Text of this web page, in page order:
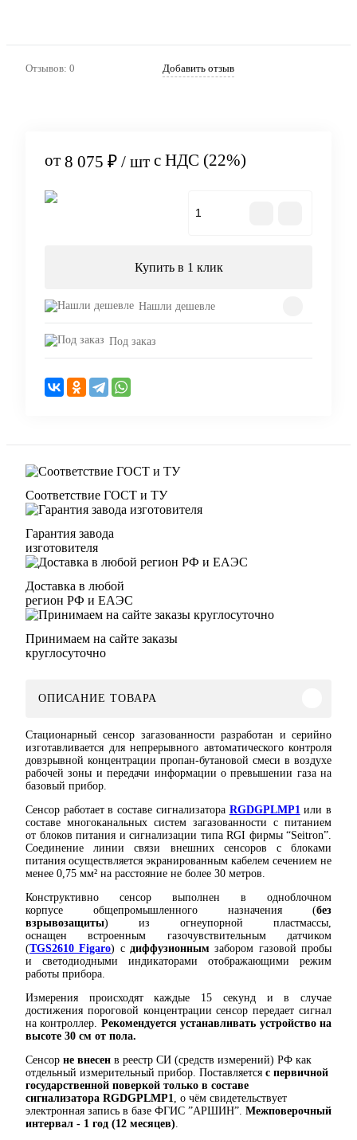
Отзывов: 0 Добавить отзыв
от 8 075 ₽ / шт с НДС (22%)
Купить в 1 клик
Нашли дешевле
Под заказ
Соответствие ГОСТ и ТУ
Гарантия завода
изготовителя
Доставка в любой
регион РФ и ЕАЭС
Принимаем на сайте заказы
круглосуточно
ОПИСАНИЕ ТОВАРА
Стационарный сенсор загазованности разработан и серийно
изготавливается для непрерывного автоматического контроля
довзрывной концентрации пропан-бутановой смеси в воздухе
рабочей зоны и передачи информации о превышении газа на
базовый прибор.
Сенсор работает в составе сигнализатора RGDGPLMP1 или в
составе многоканальных систем загазованности с питанием
от блоков питания и сигнализации типа RGI фирмы “Seitron”.
Соединение линии связи внешних сенсоров с блоками
питания осуществляется экранированным кабелем сечением не
менее 0,75 мм² на расстояние не более 30 метров.
Конструктивно сенсор выполнен в одноблочном
корпусе общепромышленного назначения (без
взрывозащиты) из огнеупорной пластмассы,
оснащен встроенным газочувствительным датчиком
(TGS2610 Figaro) с диффузионным забором газовой пробы
и светодиодными индикаторами отображающими режим
работы прибора.
Измерения происходят каждые 15 секунд и в случае
достижения пороговой концентрации сенсор передает сигнал
на контроллер. Рекомендуется устанавливать устройство на
высоте 30 см от пола.
Сенсор не внесен в реестр СИ (средств измерений) РФ как
отдельный измерительный прибор. Поставляется с первичной
государственной поверкой только в составе
сигнализатора RGDGPLMP1
, о чём свидетельствует
электронная запись в базе ФГИС ”АРШИН”. Межповерочный
интервал - 1 год (12 месяцев)